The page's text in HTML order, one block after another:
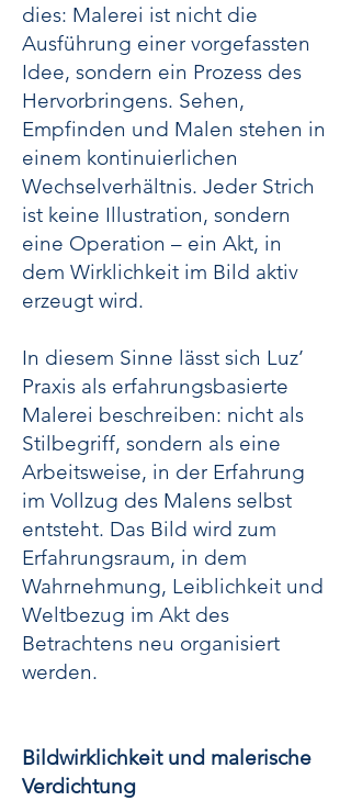
dies: Malerei ist nicht die
Ausführung einer vorgefassten
Idee, sondern ein Prozess des
Hervorbringens. Sehen,
Empfinden und Malen stehen in
einem kontinuierlichen
Wechselverhältnis. Jeder Strich
ist keine Illustration, sondern
eine Operation – ein Akt, in
dem Wirklichkeit im Bild aktiv
erzeugt wird.
In diesem Sinne lässt sich Luz’
Praxis als erfahrungsbasierte
Malerei beschreiben: nicht als
Stilbegriff, sondern als eine
Arbeitsweise, in der Erfahrung
im Vollzug des Malens selbst
entsteht. Das Bild wird zum
Erfahrungsraum, in dem
Wahrnehmung, Leiblichkeit und
Weltbezug im Akt des
Betrachtens neu organisiert
werden.
Bildwirklichkeit und malerische
Verdichtung